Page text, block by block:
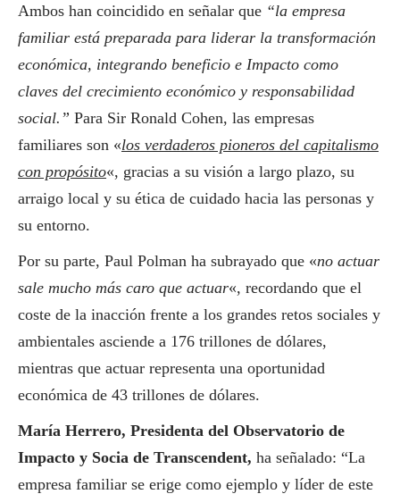
Ambos han coincidido en señalar que “la empresa
familiar está preparada para liderar la transformación
económica, integrando beneficio e Impacto como
claves del crecimiento económico y responsabilidad
social.” Para Sir Ronald Cohen, las empresas
familiares son «los verdaderos pioneros del capitalismo
con propósito«, gracias a su visión a largo plazo, su
arraigo local y su ética de cuidado hacia las personas y
su entorno.
Por su parte, Paul Polman ha subrayado que «no actuar
sale mucho más caro que actuar«, recordando que el
coste de la inacción frente a los grandes retos sociales y
ambientales asciende a 176 trillones de dólares,
mientras que actuar representa una oportunidad
económica de 43 trillones de dólares.
María Herrero, Presidenta del Observatorio de
Impacto y Socia de Transcendent, ha señalado: “La
empresa familiar se erige como ejemplo y líder de este